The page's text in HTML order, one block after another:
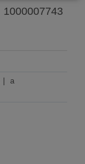
1000007743
|
MGIEasy
a